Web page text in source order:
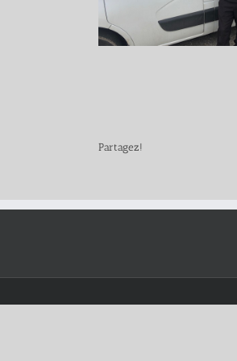
Partagez!